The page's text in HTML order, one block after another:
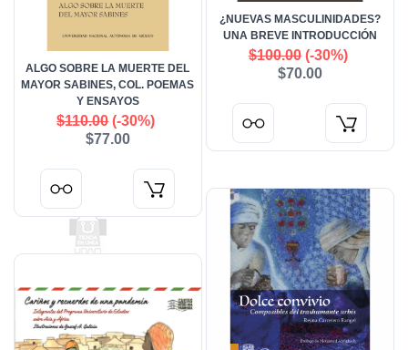
¿NUEVAS MASCULINIDADES?
UNA BREVE INTRODUCCIÓN
$100.00(-30%)
$70.00
ALGO SOBRE LA MUERTE DEL
MAYOR SABINES, COL. POEMAS
Y ENSAYOS
$110.00(-30%)
$77.00